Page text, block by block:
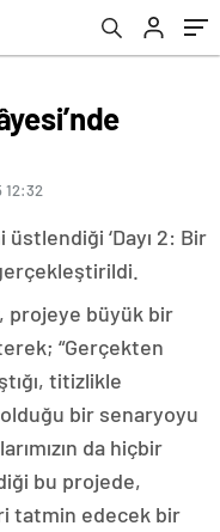
12:32
‘Dayı 2: Bir
projeye büyük bir
“Gerçekten
titizlikle
bir senaryoyu
da hiçbir
bu projede,
tatmin edecek bir